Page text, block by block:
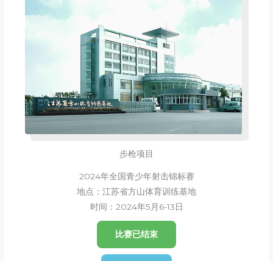
步枪项目
2024年全国青少年射击锦标赛
地点：江苏省方山体育训练基地
时间：2024年5月6-13日
比赛已结束